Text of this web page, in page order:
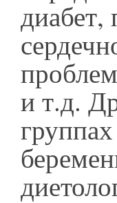
диабет,
и т.д.